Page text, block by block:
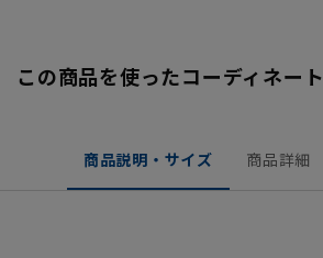
この商品を使ったコーディネート
商品説明・サイズ 商品詳細